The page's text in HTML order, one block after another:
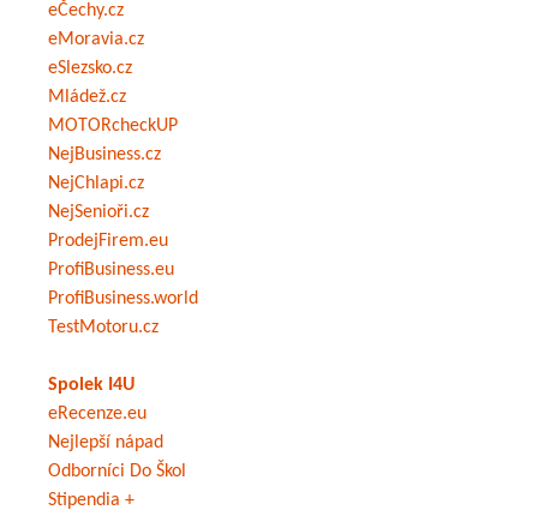
eČechy.cz
eMoravia.cz
eSlezsko.cz
Mládež.cz
MOTORcheckUP
NejBusiness.cz
NejChlapi.cz
NejSenioři.cz
ProdejFirem.eu
ProfiBusiness.eu
ProfiBusiness.world
TestMotoru.cz
Spolek I4U
eRecenze.eu
Nejlepší nápad
Odborníci Do Škol
Stipendia +